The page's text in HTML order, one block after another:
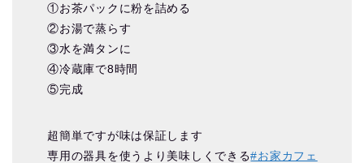
①お茶パックに粉を詰める
②お湯で蒸らす
③水を満タンに
④冷蔵庫で8時間
⑤完成
超簡単ですが味は保証します
専用の器具を使うより美味しくできる#お家カフェ